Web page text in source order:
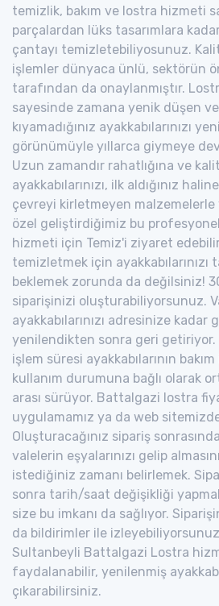
temizlik, bakım ve lostra hizmeti
parçalardan lüks tasarımlara
çantayı temizletebiliyosunuz.
işlemler dünyaca ünlü, sektörün
tarafından da onaylanmıştır.
sayesinde zamana yenik düşen
kıyamadığınız ayakkabılarınızı
görünümüyle yıllarca giymeye
Uzun zamandır rahatlığına ve
ayakkabılarınızı, ilk aldığınız
çevreyi kirletmeyen
özel geliştirdiğimiz bu
hizmeti için Temiz'i ziyaret
temizletmek için ayakkabılarınızı
beklemek zorunda da değilsiniz!
siparişinizi oluşturabiliyorsunuz.
ayakkabılarınızı adresinize kadar
yenilendikten sonra geri
işlem süresi ayakkabılarının
kullanım durumuna bağlı olarak
arası sürüyor. Battalgazi lostra
uygulamamız ya da web
Oluşturacağınız sipariş
valelerin eşyalarınızı gelip
istediğiniz zamanı belirlemek.
sonra tarih/saat değişikliği
size bu imkanı da sağlıyor.
da bildirimler ile
Sultanbeyli Battalgazi Lostra
faydalanabilir, yenilenmiş
çıkarabilirsiniz.